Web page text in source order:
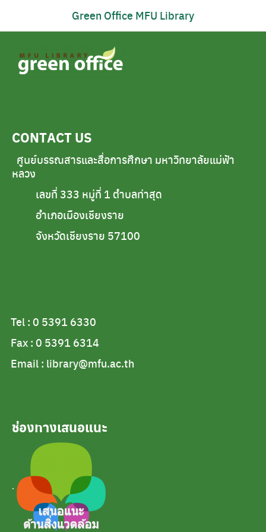
Green Office MFU Library
CONTACT US
ศูนย์บรรณสารและสื่อการศึกษา มหาวิทยาลัยแม่ฟ้า
หลวง
เลขที่ 333 หมู่ที่ 1 ตำบลท่าสุด
อำเภอเมืองเชียงราย
จังหวัดเชียงราย 57100
Tel : 0 5391 6330
Fax : 0 5391 6314
Email : library@mfu.ac.th
ช่องทางเสนอแนะ
.